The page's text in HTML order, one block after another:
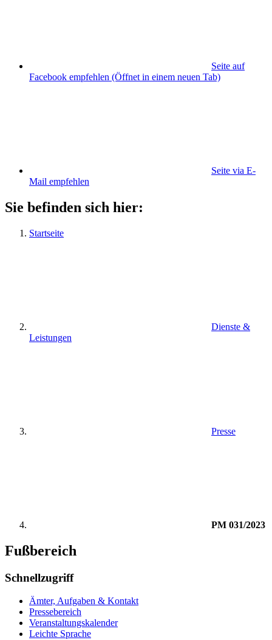
Seite auf
Facebook empfehlen (Öffnet in einem neuen Tab)
Seite via E-
Mail empfehlen
Sie befinden sich hier:
Startseite
Dienste &
Leistungen
Presse
PM 031/2023
Fußbereich
Schnellzugriff
Ämter, Aufgaben & Kontakt
Pressebereich
Veranstaltungskalender
Leichte Sprache